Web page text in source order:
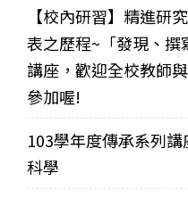
【校內研習】精進研
表之歷程~「發現、撰
講座，歡迎全校教師
參加喔!
103學年度傳承系列
科學